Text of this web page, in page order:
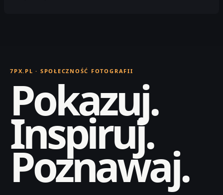
7PX.PL · SPOŁECZNOŚĆ FOTOGRAFII
Pokazuj.
Inspiruj.
Poznawaj.